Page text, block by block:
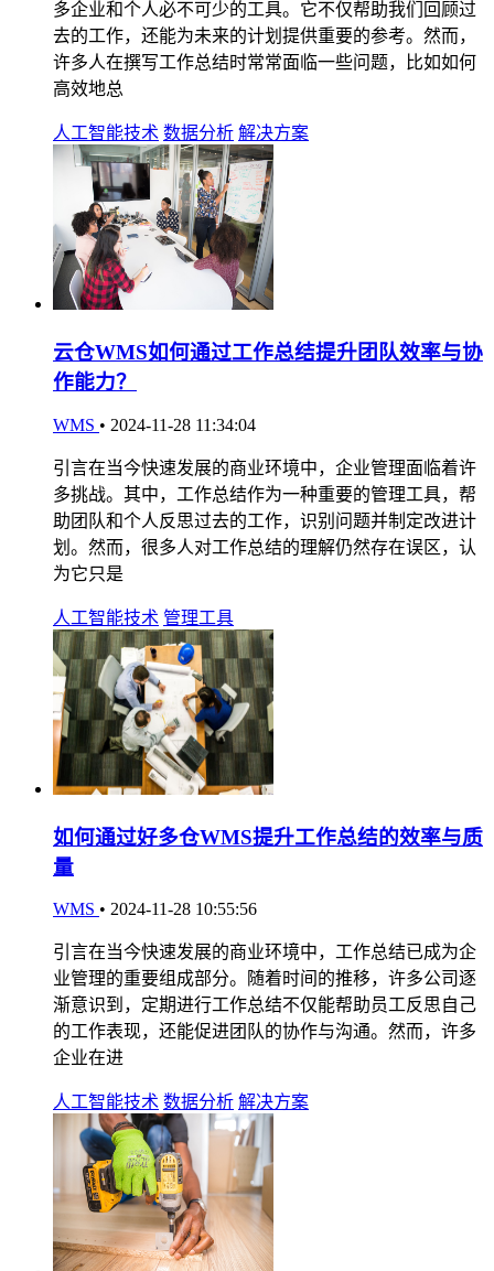
多企业和个人必不可少的工具。它不仅帮助我们回顾过
去的工作，还能为未来的计划提供重要的参考。然而，
许多人在撰写工作总结时常常面临一些问题，比如如何
高效地总
人工智能技术 数据分析 解决方案
云仓WMS如何通过工作总结提升团队效率与协
作能力？
WMS • 2024-11-28 11:34:04
引言在当今快速发展的商业环境中，企业管理面临着许
多挑战。其中，工作总结作为一种重要的管理工具，帮
助团队和个人反思过去的工作，识别问题并制定改进计
划。然而，很多人对工作总结的理解仍然存在误区，认
为它只是
人工智能技术 管理工具
如何通过好多仓WMS提升工作总结的效率与质
量
WMS • 2024-11-28 10:55:56
引言在当今快速发展的商业环境中，工作总结已成为企
业管理的重要组成部分。随着时间的推移，许多公司逐
渐意识到，定期进行工作总结不仅能帮助员工反思自己
的工作表现，还能促进团队的协作与沟通。然而，许多
企业在进
人工智能技术 数据分析 解决方案